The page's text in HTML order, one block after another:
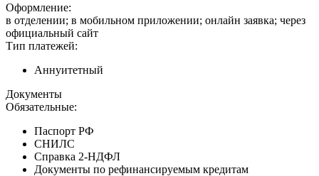
Оформление:
в отделении; в мобильном приложении; онлайн заявка; через
официальный сайт
Тип платежей:
Аннуитетный
Документы
Обязательные:
Паспорт РФ
СНИЛС
Справка 2-НДФЛ
Документы по рефинансируемым кредитам